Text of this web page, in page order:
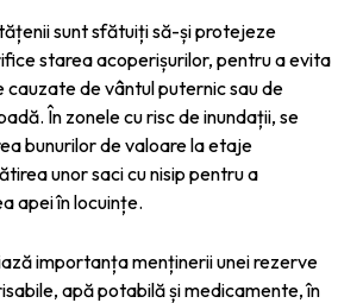
sunt sfătuiți să-și protejeze
starea acoperișurilor, pentru a evita
cauzate de vântul puternic sau de
În zonele cu risc de inundații, se
bunurilor de valoare la etaje
unor saci cu nisip pentru a
apei în locuințe.
importanța menținerii unei rezerve
apă potabilă și medicamente, în